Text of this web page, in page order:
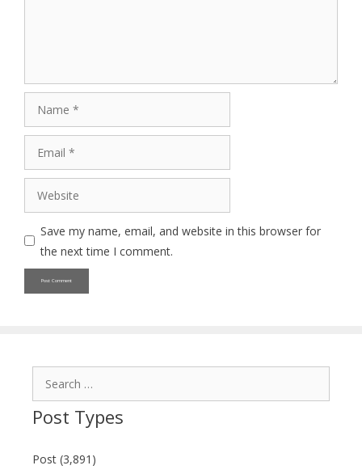
Save my name, email, and website in this browser for
the next time I comment.
Post Types
Post (3,891)